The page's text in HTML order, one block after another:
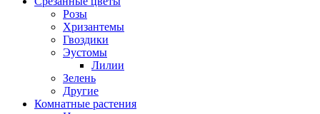
Розы
Хризантемы
Гвоздики
Эустомы
Лилии
Зелень
Другие
Комнатные растения